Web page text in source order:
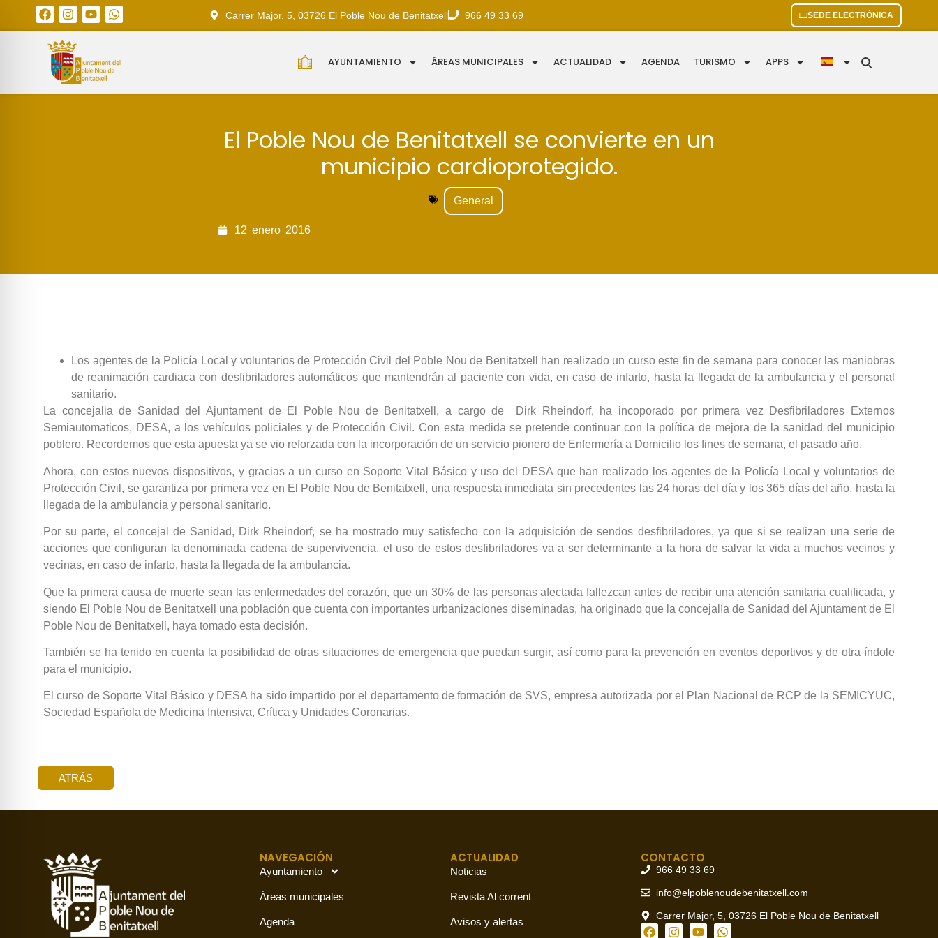
Carrer Major, 5, 03726 El Poble Nou de Benitatxell 966 49 33 69 SEDE ELECTRÓNICA
AYUNTAMIENTO ÁREAS MUNICIPALES ACTUALIDAD AGENDA TURISMO APPS
El Poble Nou de Benitatxell se convierte en un
municipio cardioprotegido.
General
12 enero 2016
Los agentes de la Policía Local y voluntarios de Protección Civil del Poble Nou de Benitatxell han realizado un curso este fin de semana para conocer las maniobras
de reanimación cardiaca con desfibriladores automáticos que mantendrán al paciente con vida, en caso de infarto, hasta la llegada de la ambulancia y el personal
sanitario.
La concejalia de Sanidad del Ajuntament de El Poble Nou de Benitatxell, a cargo de Dirk Rheindorf, ha incoporado por primera vez Desfibriladores Externos
Semiautomaticos, DESA, a los vehículos policiales y de Protección Civil. Con esta medida se pretende continuar con la política de mejora de la sanidad del municipio
poblero. Recordemos que esta apuesta ya se vio reforzada con la incorporación de un servicio pionero de Enfermería a Domicilio los fines de semana, el pasado año.
Ahora, con estos nuevos dispositivos, y gracias a un curso en Soporte Vital Básico y uso del DESA que han realizado los agentes de la Policía Local y voluntarios de
Protección Civil, se garantiza por primera vez en El Poble Nou de Benitatxell, una respuesta inmediata sin precedentes las 24 horas del día y los 365 días del año, hasta la
llegada de la ambulancia y personal sanitario.
Por su parte, el concejal de Sanidad, Dirk Rheindorf, se ha mostrado muy satisfecho con la adquisición de sendos desfibriladores, ya que si se realizan una serie de
acciones que configuran la denominada cadena de supervivencia, el uso de estos desfibriladores va a ser determinante a la hora de salvar la vida a muchos vecinos y
vecinas, en caso de infarto, hasta la llegada de la ambulancia.
Que la primera causa de muerte sean las enfermedades del corazón, que un 30% de las personas afectada fallezcan antes de recibir una atención sanitaria cualificada, y
siendo El Poble Nou de Benitatxell una población que cuenta con importantes urbanizaciones diseminadas, ha originado que la concejalía de Sanidad del Ajuntament de El
Poble Nou de Benitatxell, haya tomado esta decisión.
También se ha tenido en cuenta la posibilidad de otras situaciones de emergencia que puedan surgir, así como para la prevención en eventos deportivos y de otra índole
para el municipio.
El curso de Soporte Vital Básico y DESA ha sido impartido por el departamento de formación de SVS, empresa autorizada por el Plan Nacional de RCP de la SEMICYUC,
Sociedad Española de Medicina Intensiva, Crítica y Unidades Coronarias.
ATRÁS
NAVEGACIÓN
Ayuntamiento
Áreas municipales
Agenda
ACTUALIDAD
Noticias
Revista Al corrent
Avisos y alertas
CONTACTO
966 49 33 69
info@elpoblenoudebenitatxell.com
Carrer Major, 5, 03726 El Poble Nou de Benitatxell